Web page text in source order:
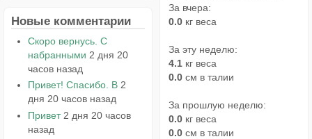
Новые комментарии
Скоро вернусь. С
набранными 2 дня 20
часов назад
Привет! Спасибо. В 2
дня 20 часов назад
Привет 2 дня 20 часов
назад
За вчера:
0.0 кг веса
За эту неделю:
4.1 кг веса
0.0 см в талии
За прошлую неделю:
0.0 кг веса
0.0 см в талии